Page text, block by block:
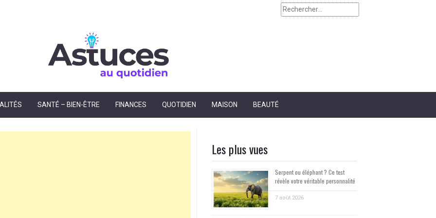
Rechercher :
SANTÉ – BIEN-ÊTRE FINANCES QUOTIDIEN MAISON BEAUTÉ
Les plus vues
Serpent ou éléphant ? Ce test
révèle votre véritable personnalité
7 août 2026